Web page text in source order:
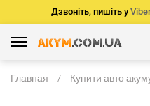
Дзвоніть, пишіть у
Главная Купити авто